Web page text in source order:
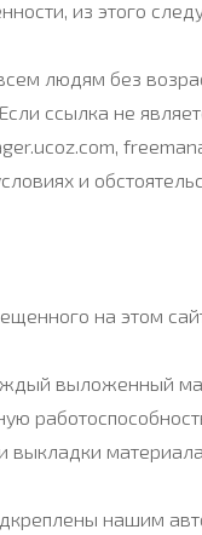
из этого
людям без
. Если ссылка не
и
на этом
выложенный
выкладки материала.
нашим